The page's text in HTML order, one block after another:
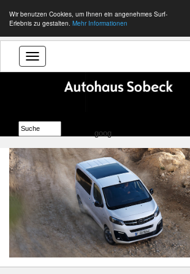
Wir benutzen Cookies, um Ihnen ein angenehmes Surf-
Erlebnis zu gestalten. Mehr Informationen
goog